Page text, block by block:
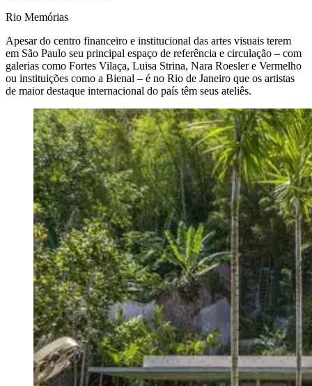
Rio Memórias
Apesar do centro financeiro e institucional das artes visuais terem
em São Paulo seu principal espaço de referência e circulação – com
galerias como Fortes Vilaça, Luisa Strina, Nara Roesler e Vermelho
ou instituições como a Bienal – é no Rio de Janeiro que os artistas
de maior destaque internacional do país têm seus ateliês.